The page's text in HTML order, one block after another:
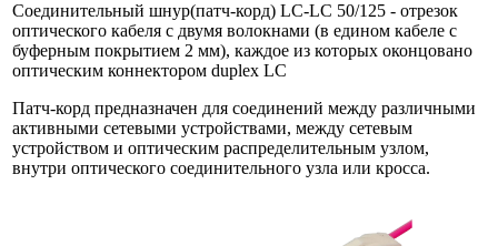
Соединительный шнур(патч-корд) LC-LC 50/125 - отрезок
оптического кабеля c двумя волокнами (в едином кабеле с
буферным покрытием 2 мм), каждое из которых оконцовано
оптическим коннектором duplex LC
Патч-корд предназначен для соединений между различными
активными сетевыми устройствами, между сетевым
устройством и оптическим распределительным узлом,
внутри оптического соединительного узла или кросса.